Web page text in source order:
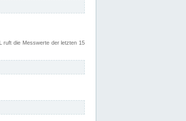
ruft die Messwerte der letzten 15